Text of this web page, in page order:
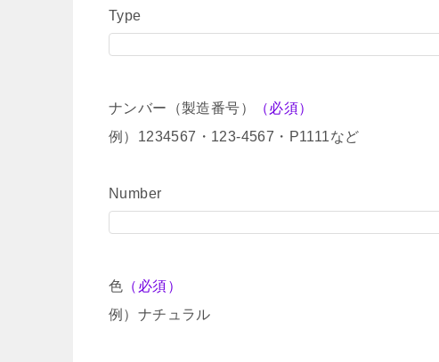
Type
ナンバー（製造番号）
（必須）
例）1234567・123-4567・P1111など
Number
色 （必須）
例）ナチュラル